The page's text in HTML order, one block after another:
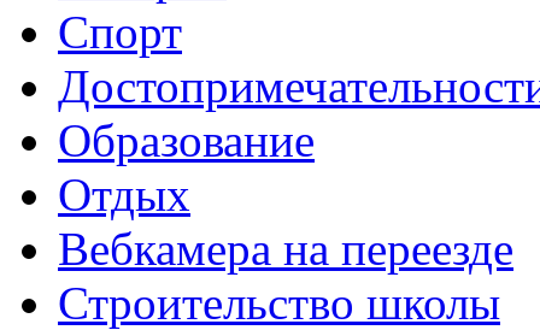
Спорт
Образование
Отдых
Вебкамера на переезде
Строительство школы